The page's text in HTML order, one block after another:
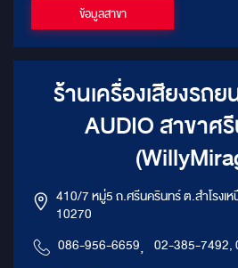
ข้อมูลสาขา
ร้านเครื่องเสียงรถ
AUDIO สาขาศรีนครินทร์
410/7 หมู่5 ถ.ศรีนครินทร์ ต.สำโรงเ
10270
086-956-6659, 02-385-7492,